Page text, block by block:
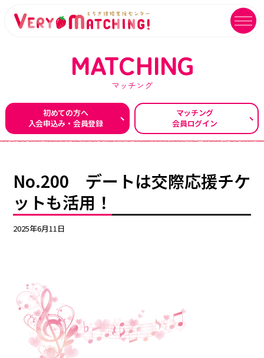
マッチング会員ログイン イベントユーザーログイン
MATCHING
マッチング
ご成婚カップルメッセージ
EVENT
イベント
DATING
交際応援
SUPPORT
ARCHIVE
アーカイブ
MATCHING
マッチング
初めての方へ
入会申込み・会員登録
マッチング
会員ログイン
No.200 デートは交際応援チケ
ットも活用！
2025年6月11日